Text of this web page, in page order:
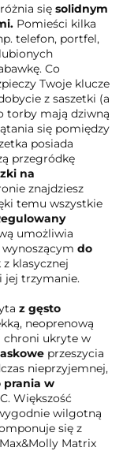
się solidnym
Pomieści kilka
telefon, portfel,
Co
Twoje klucze
z saszetki (a
torby mają dziwną
się pomiędzy
posiada
przegródkę
na
znajdziesz
temu wszystkie
umożliwia
wynoszącym do
klasycznej
jej trzymanie.
z gęsto
neoprenową
chroni ukryte w
przeszycia
nieprzyjemnej,
prania w
Większość
wilgotną
się z
Matrix